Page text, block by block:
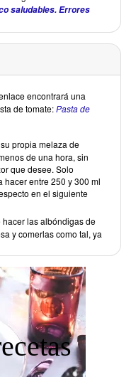
saludables. Errores
encontrará una
de tomate:Pasta de
propia melaza de
de una hora, sin
que desee. Solo
hacer entre 250 y 300 ml
en el siguiente
las albóndigas de
y comerlas como tal, ya